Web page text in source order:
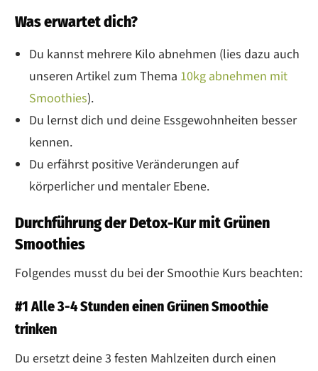
Was erwartet dich?
Du kannst mehrere Kilo abnehmen (lies dazu auch
unseren Artikel zum Thema 10kg abnehmen mit
Smoothies).
Du lernst dich und deine Essgewohnheiten besser
kennen.
Du erfährst positive Veränderungen auf
körperlicher und mentaler Ebene.
Durchführung der Detox-Kur mit Grünen
Smoothies
Folgendes musst du bei der Smoothie Kurs beachten:
#1 Alle 3-4 Stunden einen Grünen Smoothie
trinken
Du ersetzt deine 3 festen Mahlzeiten durch einen